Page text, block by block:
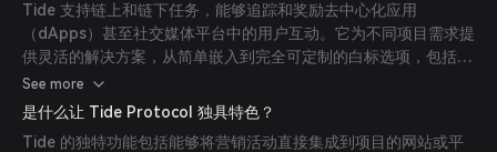
Tide 支持链上和链下任务，能够追踪和奖励去中心化应用
（dApps）甚至社交媒体平台中的用户互动。它为不同项目需求提
供灵活的解决方案，从简单嵌入到完全可定制的白标选项，包括能
够在您的自定义域上运行多应用活动。
See more
是什么让 Tide Protocol 独具特色？
Tide 的独特功能包括能够将营销活动直接集成到项目的网站或平